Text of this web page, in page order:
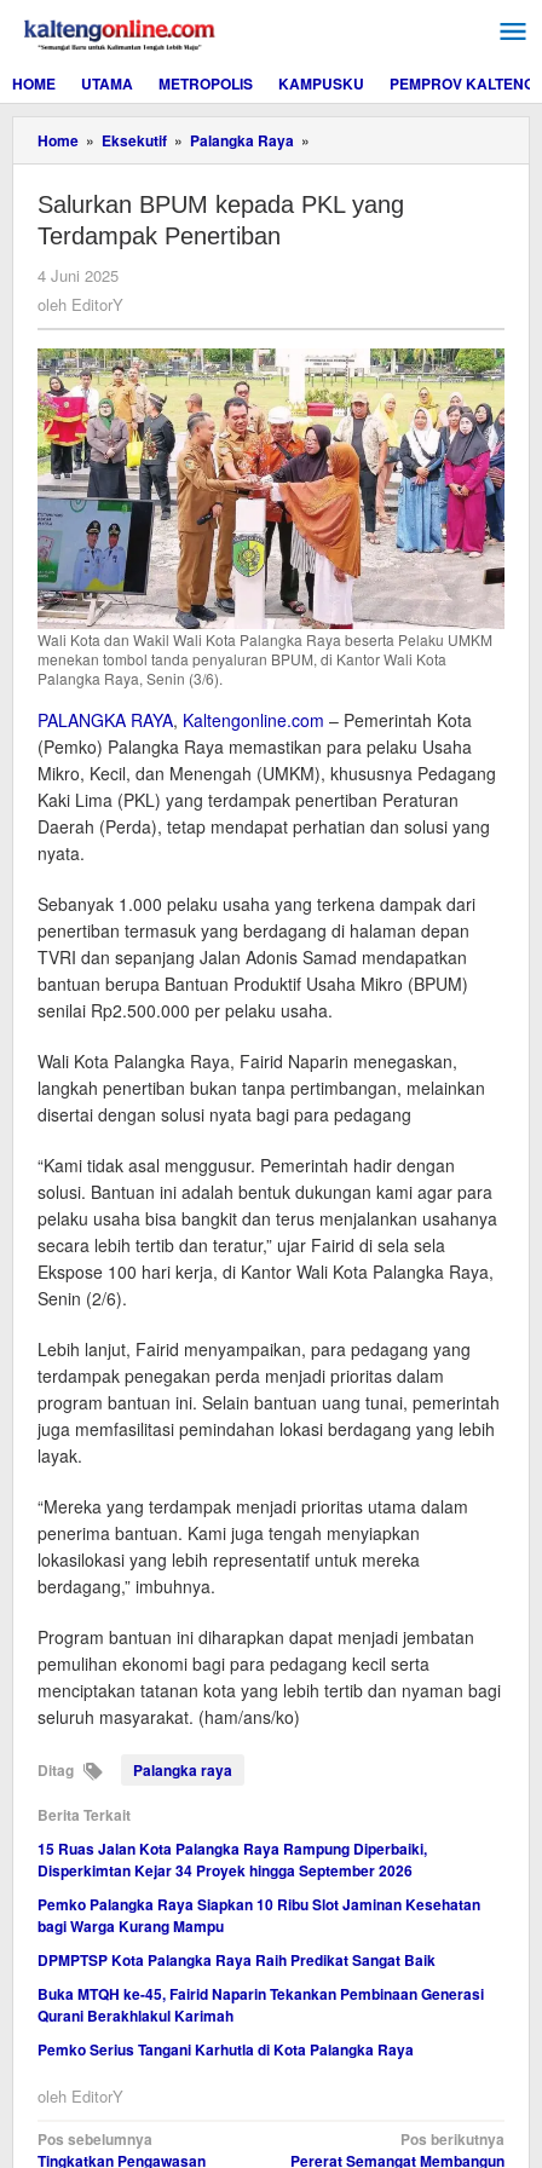
konten
HOME
UTAMA METROPOLIS KAMPUSKU PEMPROV KALTENG
Home » Eksekutif » Palangka Raya »
BPUM
PKL
Salurkan BPUM kepada PKL yang
Terdampak Penertiban
4 Juni 2025
oleh EditorY
Wali Kota dan Wakil Wali Kota Palangka Raya beserta Pelaku UMKM
menekan tombol tanda penyaluran BPUM, di Kantor Wali Kota
Palangka Raya, Senin (3/6).
PALANGKA RAYA, Kaltengonline.com – Pemerintah Kota
(Pemko) Palangka Raya memastikan para pelaku Usaha
Mikro, Kecil, dan Menengah (UMKM), khususnya Pedagang
Kaki Lima (PKL) yang terdampak penertiban Peraturan
Daerah (Perda), tetap mendapat perhatian dan solusi yang
nyata.
Sebanyak 1.000 pelaku usaha yang terkena dampak dari
penertiban termasuk yang berdagang di halaman depan
TVRI dan sepanjang Jalan Adonis Samad mendapatkan
bantuan berupa Bantuan Produktif Usaha Mikro (BPUM)
senilai Rp2.500.000 per pelaku usaha.
Wali Kota Palangka Raya, Fairid Naparin menegaskan,
langkah penertiban bukan tanpa pertimbangan, melainkan
disertai dengan solusi nyata bagi para pedagang
“Kami tidak asal menggusur. Pemerintah hadir dengan
solusi. Bantuan ini adalah bentuk dukungan kami agar para
pelaku usaha bisa bangkit dan terus menjalankan usahanya
secara lebih tertib dan teratur,” ujar Fairid di sela sela
Ekspose 100 hari kerja, di Kantor Wali Kota Palangka Raya,
Senin (2/6).
Lebih lanjut, Fairid menyampaikan, para pedagang yang
terdampak penegakan perda menjadi prioritas dalam
program bantuan ini. Selain bantuan uang tunai, pemerintah
juga memfasilitasi pemindahan lokasi berdagang yang lebih
layak.
“Mereka yang terdampak menjadi prioritas utama dalam
penerima bantuan. Kami juga tengah menyiapkan
lokasilokasi yang lebih representatif untuk mereka
berdagang,” imbuhnya.
Program bantuan ini diharapkan dapat menjadi jembatan
pemulihan ekonomi bagi para pedagang kecil serta
menciptakan tatanan kota yang lebih tertib dan nyaman bagi
seluruh masyarakat. (ham/ans/ko)
Ditag Palangka raya
Berita Terkait
15 Ruas Jalan Kota Palangka Raya Rampung Diperbaiki,
Disperkimtan Kejar 34 Proyek hingga September 2026
Pemko Palangka Raya Siapkan 10 Ribu Slot Jaminan Kesehatan
bagi Warga Kurang Mampu
DPMPTSP Kota Palangka Raya Raih Predikat Sangat Baik
Buka MTQH ke-45, Fairid Naparin Tekankan Pembinaan Generasi
Qurani Berakhlakul Karimah
Pemko Serius Tangani Karhutla di Kota Palangka Raya
oleh EditorY
Navigasi
Pos sebelumnya
Tingkatkan Pengawasan
Pos berikutnya
Pererat Semangat Membangun